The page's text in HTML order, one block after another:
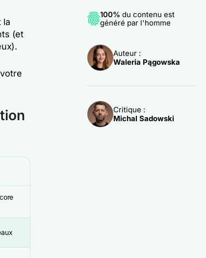
la
(et
100% du contenu est
généré par l'homme
Auteur :
Waleria Pągowska
Critique :
Michal Sadowski